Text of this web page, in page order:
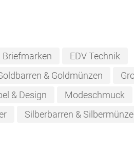
Briefmarken
EDV Technik
& Goldmünzen
& Design Modeschmuck
Silberbarren &